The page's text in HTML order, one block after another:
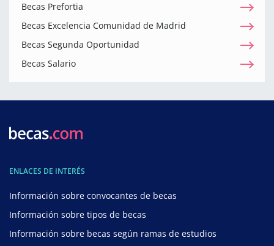
Becas Prefortia
Becas Excelencia Comunidad de Madrid
Becas Segunda Oportunidad
Becas Salario
ENLACES DE INTERÉS
Información sobre convocantes de becas
Información sobre tipos de becas
Información sobre becas según ramas de estudios